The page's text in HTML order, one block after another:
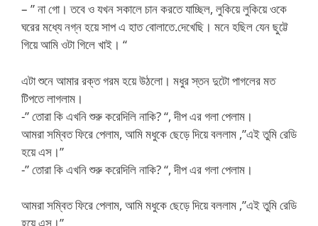
– ” না গো। তবে ও যখন সকালে চান করতে যাচ্ছিল, লুকিয়ে লুকিয়ে ওকে
ঘরের মধ্যে নগ্ন হয়ে সাপ এ হাত বোলাতে.দেখেছি। মনে হছিল যেন ছুট্টে
গিয়ে আমি ওটা গিলে খাই। “
এটা শুনে আমার রক্ত গরম হয়ে উঠলো। মধুর স্তন দুটো পাগলের মত
টিপতে লাগলাম।
-” তোরা কি এখনি শুরু করেদিলি নাকি? “, দীপ এর গলা পেলাম।
আমরা সম্বিত ফিরে পেলাম, আমি মধুকে ছেড়ে দিয়ে বললাম ,”এই তুমি রেডি
হয়ে এস।”
-” তোরা কি এখনি শুরু করেদিলি নাকি? “, দীপ এর গলা পেলাম।
আমরা সম্বিত ফিরে পেলাম, আমি মধুকে ছেড়ে দিয়ে বললাম ,”এই তুমি রেডি